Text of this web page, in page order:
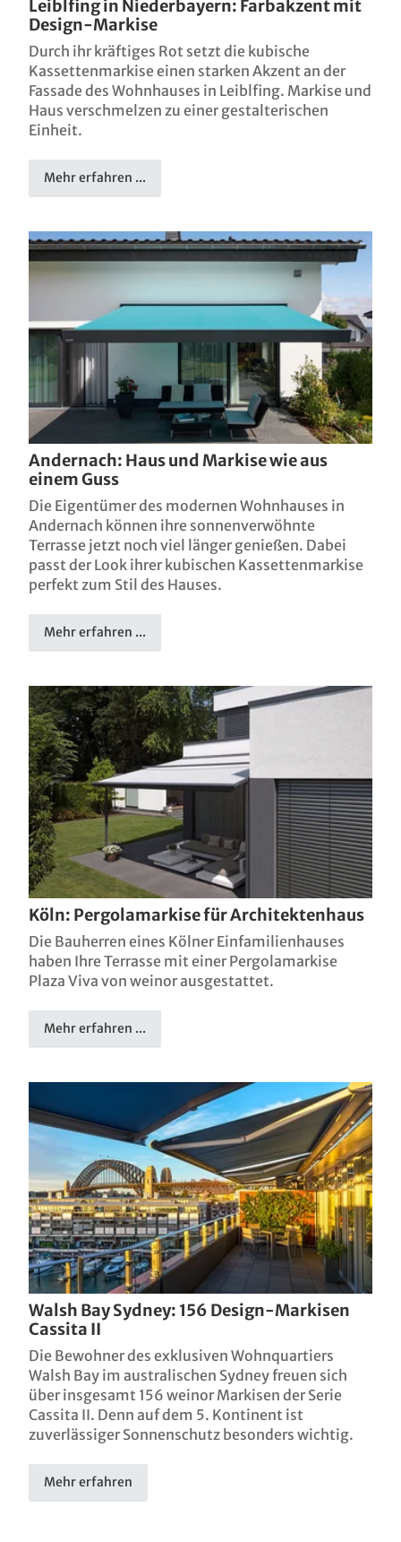
Leiblfing in Niederbayern: Farbakzent mit
Design-Markise
Durch ihr kräftiges Rot setzt die kubische
Kassettenmarkise einen starken Akzent an der
Fassade des Wohnhauses in Leiblfing. Markise und
Haus verschmelzen zu einer gestalterischen
Einheit.
Mehr erfahren ...
Andernach: Haus und Markise wie aus
einem Guss
Die Eigentümer des modernen Wohnhauses in
Andernach können ihre sonnenverwöhnte
Terrasse jetzt noch viel länger genießen. Dabei
passt der Look ihrer kubischen Kassettenmarkise
perfekt zum Stil des Hauses.
Mehr erfahren ...
Köln: Pergolamarkise für Architektenhaus
Die Bauherren eines Kölner Einfamilienhauses
haben Ihre Terrasse mit einer Pergolamarkise
Plaza Viva von weinor ausgestattet.
Mehr erfahren ...
Walsh Bay Sydney: 156 Design-Markisen
Cassita II
Die Bewohner des exklusiven Wohnquartiers
Walsh Bay im australischen Sydney freuen sich
über insgesamt 156 weinor Markisen der Serie
Cassita II. Denn auf dem 5. Kontinent ist
zuverlässiger Sonnenschutz besonders wichtig.
Mehr erfahren